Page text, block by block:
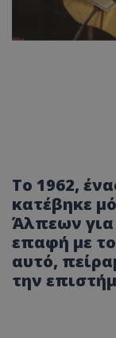
Το 1962,
κατέβηκε
Άλπεων για
επαφή με
αυτό,
την